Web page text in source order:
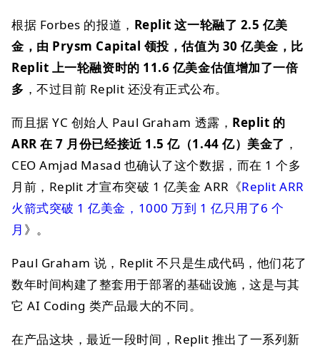
根据 Forbes 的报道， Replit 这一轮融了 2.5 亿美
金，由 Prysm Capital 领投，估值为 30 亿美金，比
Replit 上一轮融资时的 11.6 亿美金估值增加了一倍
多 ，不过目前 Replit 还没有正式公布。
而且据 YC 创始人 Paul Graham 透露， Replit 的
ARR 在 7 月份已经接近 1.5 亿（1.44 亿）美金了 ，
CEO Amjad Masad 也确认了这个数据，而在 1 个多
月前，Replit 才宣布突破 1 亿美金 ARR《Replit ARR
火箭式突破 1 亿美金，1000 万到 1 亿只用了6 个
月 》。
Paul Graham 说，Replit 不只是生成代码，他们花了
数年时间构建了整套用于部署的基础设施，这是与其
它 AI Coding 类产品最大的不同。
在产品这块，最近一段时间，Replit 推出了一系列新